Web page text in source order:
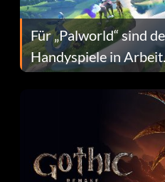
Für „Palworld“ sind
Handyspiele in
dafür.